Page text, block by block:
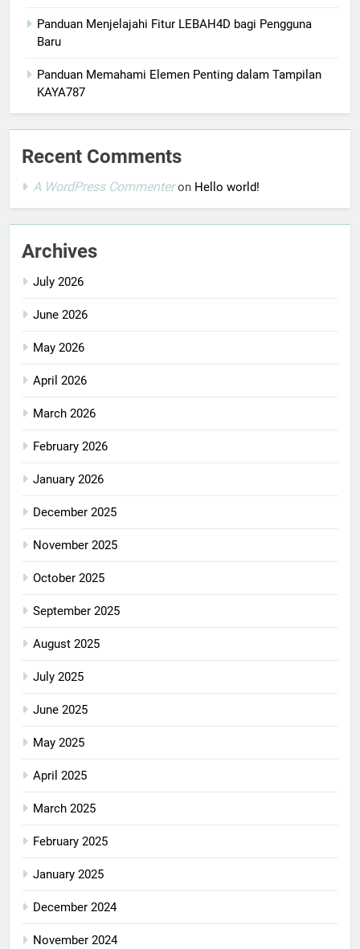
Panduan Menjelajahi Fitur LEBAH4D bagi Pengguna
Baru
Panduan Memahami Elemen Penting dalam Tampilan
KAYA787
Recent Comments
A WordPress Commenteron Hello world!
Archives
July 2026
June 2026
May 2026
April 2026
March 2026
February 2026
January 2026
December 2025
November 2025
October 2025
September 2025
August 2025
July 2025
June 2025
May 2025
April 2025
March 2025
February 2025
January 2025
December 2024
November 2024